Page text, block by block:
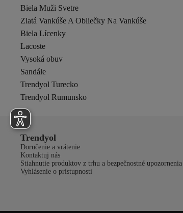
Biela Muži Svetre
Zlatá Vankúše A Obliečky Na Vankúše
Biela Lícenky
Lacoste
Vysoká obuv
Sandále
Trendyol Turecko
Trendyol Rumunsko
Trendyol
Doručenie a vrátenie
Kontaktuj nás
Stiahnutie produktov z trhu a bezpečnostné upozornenia
Vyhlásenie o prístupnosti